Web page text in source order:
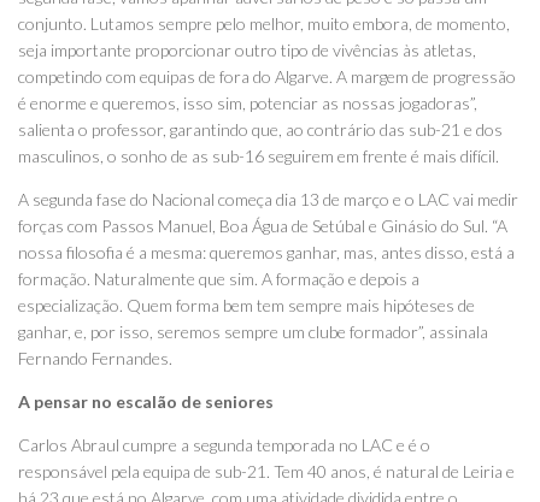
conjunto. Lutamos sempre pelo melhor, muito embora, de momento,
seja importante proporcionar outro tipo de vivências às atletas,
competindo com equipas de fora do Algarve. A margem de progressão
é enorme e queremos, isso sim, potenciar as nossas jogadoras”,
salienta o professor, garantindo que, ao contrário das sub-21 e dos
masculinos, o sonho de as sub-16 seguirem em frente é mais difícil.
A segunda fase do Nacional começa dia 13 de março e o LAC vai medir
forças com Passos Manuel, Boa Água de Setúbal e Ginásio do Sul. “A
nossa filosofia é a mesma: queremos ganhar, mas, antes disso, está a
formação. Naturalmente que sim. A formação e depois a
especialização. Quem forma bem tem sempre mais hipóteses de
ganhar, e, por isso, seremos sempre um clube formador”, assinala
Fernando Fernandes.
A pensar no escalão de seniores
Carlos Abraul cumpre a segunda temporada no LAC e é o
responsável pela equipa de sub-21. Tem 40 anos, é natural de Leiria e